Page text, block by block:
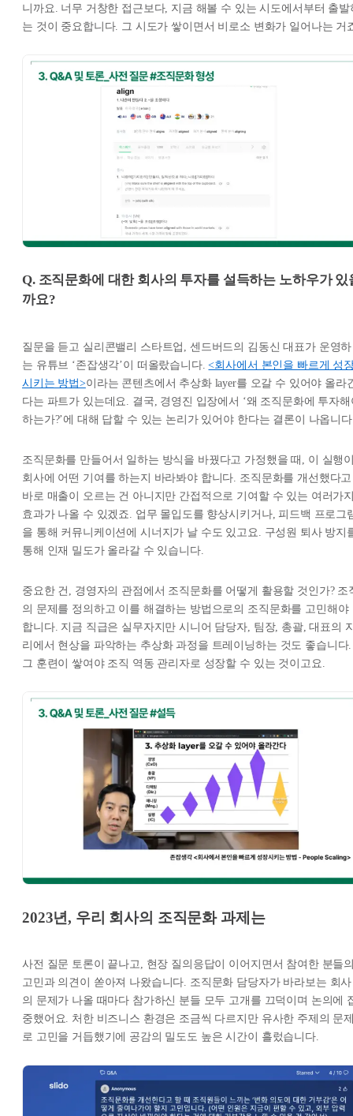
니까요. 너무 거창한 접근보다, 지금 해볼 수 있는 시도에서부터 출발
는 것이 중요합니다. 그 시도가 쌓이면서 비로소 변화가 일어나는 거
Q. 조직문화에 대한 회사의 투자를 설득하는 노하우가 있
까요?
질문을 듣고 실리콘밸리 스타트업, 센드버드의 김동신 대표가 운영하
는 유튜브 ‘존잡생각’이 떠올랐습니다.<회사에서 본인을 빠르게 성
시키는 방법>이라는 콘텐츠에서 추상화 layer를 오갈 수 있어야 올라
다는 파트가 있는데요. 결국, 경영진 입장에서 ‘왜 조직문화에 투자해
하는가?’에 대해 답할 수 있는 논리가 있어야 한다는 결론이 나옵니
조직문화를 만들어서 일하는 방식을 바꿨다고 가정했을 때, 이 실행
회사에 어떤 기여를 하는지 바라봐야 합니다. 조직문화를 개선했다고
바로 매출이 오르는 건 아니지만 간접적으로 기여할 수 있는 여러가
효과가 나올 수 있겠죠. 업무 몰입도를 향상시키거나, 피드백 프로그
을 통해 커뮤니케이션에 시너지가 날 수도 있고요. 구성원 퇴사 방지
통해 인재 밀도가 올라갈 수 있습니다.
중요한 건, 경영자의 관점에서 조직문화를 어떻게 활용할 것인가? 조
의 문제를 정의하고 이를 해결하는 방법으로의 조직문화를 고민해야
합니다. 지금 직급은 실무자지만 시니어 담당자, 팀장, 총괄, 대표의
리에서 현상을 파악하는 추상화 과정을 트레이닝하는 것도 좋습니다.
그 훈련이 쌓여야 조직 역동 관리자로 성장할 수 있는 것이고요.
2023년, 우리 회사의 조직문화 과제는
사전 질문 토론이 끝나고, 현장 질의응답이 이어지면서 참여한 분들
고민과 의견이 쏟아져 나왔습니다. 조직문화 담당자가 바라보는 회사
의 문제가 나올 때마다 참가하신 분들 모두 고개를 끄덕이며 논의에
중했어요. 처한 비즈니스 환경은 조금씩 다르지만 유사한 주제의 문
로 고민을 거듭했기에 공감의 밀도도 높은 시간이 흘렀습니다.